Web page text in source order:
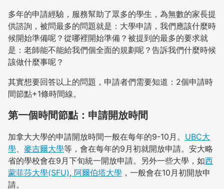
多年的申請經驗，服務幫助了眾多的學生，為無數的家長提
供諮詢，被問最多的問題就是：大學申請，我們應該什麼時
候開始準備呢？從哪裡開始準備？被提到的最多的要求就
是：老師能不能給我們個全面的規劃呢？告訴我們什麼時候
該做什麼事呢？
其實想要回答以上的問題，申請者們需要知道：2個申請時
間節點+1條時間線。
第一個時間節點：申請開放時間
加拿大大學的申請開放時間一般在每年的9-10月。 UBC大
學
麥吉爾大學等，會在每年的9月初就開放申請。安大略
省的學校會在9月下旬統一開放申請。另外一些大學，如西
蒙菲莎大學(SFU), 阿爾伯塔大學 ，一般會在10月初開放申
請。